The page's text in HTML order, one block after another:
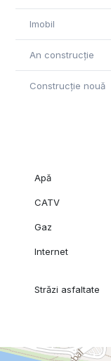
Imobil
An construcție
Construcție nouă
Apă
CATV
Gaz
Internet
Străzi asfaltate